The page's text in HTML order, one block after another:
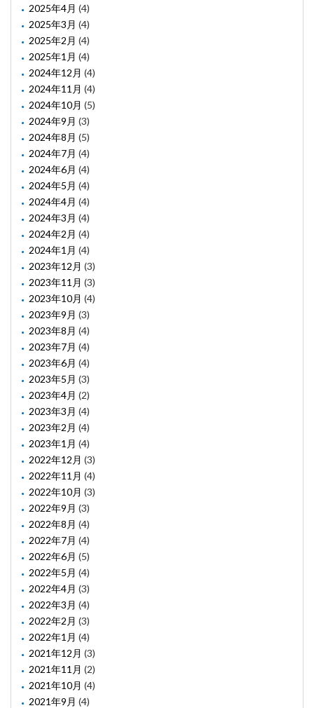
2025年4月 (4)
2025年3月 (4)
2025年2月 (4)
2025年1月 (4)
2024年12月 (4)
2024年11月 (4)
2024年10月 (5)
2024年9月 (3)
2024年8月 (5)
2024年7月 (4)
2024年6月 (4)
2024年5月 (4)
2024年4月 (4)
2024年3月 (4)
2024年2月 (4)
2024年1月 (4)
2023年12月 (3)
2023年11月 (3)
2023年10月 (4)
2023年9月 (3)
2023年8月 (4)
2023年7月 (4)
2023年6月 (4)
2023年5月 (3)
2023年4月 (2)
2023年3月 (4)
2023年2月 (4)
2023年1月 (4)
2022年12月 (3)
2022年11月 (4)
2022年10月 (3)
2022年9月 (3)
2022年8月 (4)
2022年7月 (4)
2022年6月 (5)
2022年5月 (4)
2022年4月 (3)
2022年3月 (4)
2022年2月 (3)
2022年1月 (4)
2021年12月 (3)
2021年11月 (2)
2021年10月 (4)
2021年9月 (4)